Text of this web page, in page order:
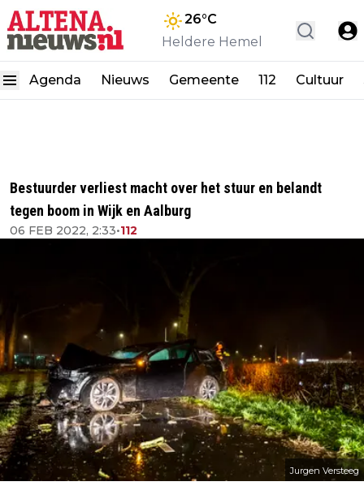
26°C
Heldere Hemel
Agenda Nieuws Gemeente 112 Cultuur
Bestuurder verliest macht over het stuur en belandt
tegen boom in Wijk en Aalburg
06 FEB 2022, 2:33•112
Jurgen Versteeg